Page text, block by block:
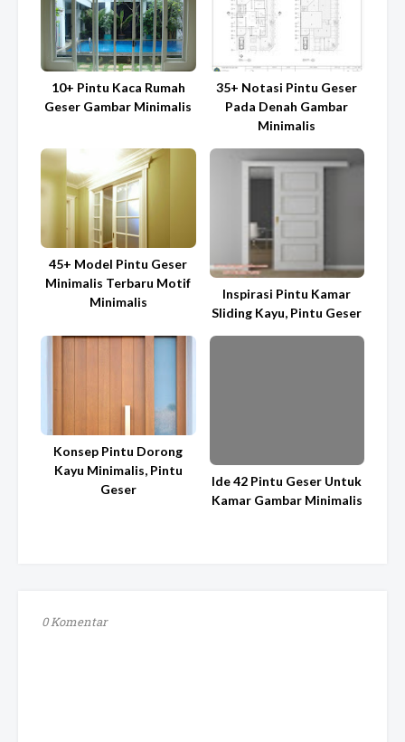
10+ Pintu Kaca Rumah
Geser Gambar Minimalis
35+ Notasi Pintu Geser
Pada Denah Gambar
Minimalis
45+ Model Pintu Geser
Minimalis Terbaru Motif
Minimalis
Inspirasi Pintu Kamar
Sliding Kayu, Pintu Geser
Konsep Pintu Dorong
Kayu Minimalis, Pintu
Geser
Ide 42 Pintu Geser Untuk
Kamar Gambar Minimalis
0 Komentar